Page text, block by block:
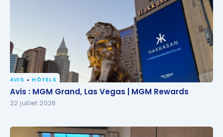
Avis : MGM Grand, Las Vegas | MGM Rewards
AVIS HÔTELS
Avis : MGM Grand, Las Vegas | MGM Rewards
22 juillet 2026